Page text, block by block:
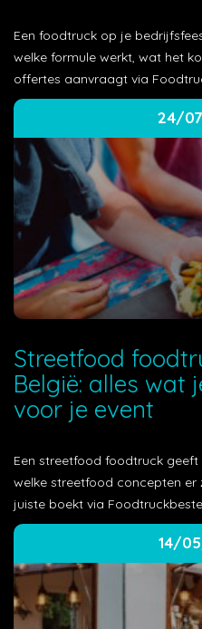
Een foodtruck op je
welke formule werkt, wat het
offertes aanvraagt via
24/
Streetfood
België: alles wat
voor je event
Een streetfood foodtruck
welke streetfood concepten er
juiste boekt via
14/